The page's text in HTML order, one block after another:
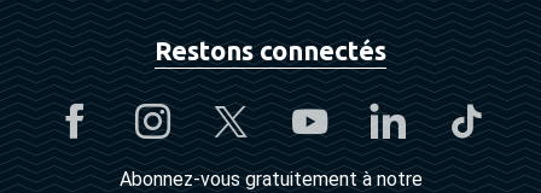
Restons connectés
Abonnez-vous gratuitement à notre